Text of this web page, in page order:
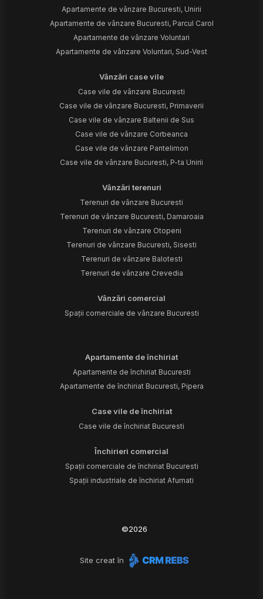
Apartamente de vânzare Bucuresti, Unirii
Apartamente de vânzare Bucuresti, Parcul Carol
Apartamente de vânzare Voluntari
Apartamente de vânzare Voluntari, Sud-Vest
Vânzări case vile
Case vile de vânzare Bucuresti
Case vile de vânzare Bucuresti, Primaverii
Case vile de vânzare Baltenii de Sus
Case vile de vânzare Corbeanca
Case vile de vânzare Pantelimon
Case vile de vânzare Bucuresti, P-ta Unirii
Vânzări terenuri
Terenuri de vânzare Bucuresti
Terenuri de vânzare Bucuresti, Damaroaia
Terenuri de vânzare Otopeni
Terenuri de vânzare Bucuresti, Sisesti
Terenuri de vânzare Balotesti
Terenuri de vânzare Crevedia
Vânzări comercial
Spații comerciale de vânzare Bucuresti
Apartamente de închiriat
Apartamente de închiriat Bucuresti
Apartamente de închiriat Bucuresti, Pipera
Case vile de închiriat
Case vile de închiriat Bucuresti
Închirieri comercial
Spații comerciale de închiriat Bucuresti
Spații industriale de închiriat Afumati
©2026
Site creat în